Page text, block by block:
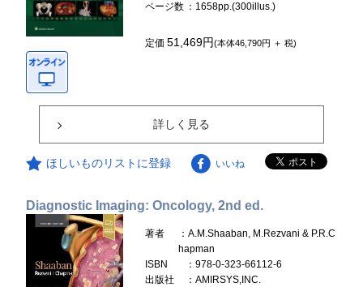
ページ数 ：1658pp.(300illus.)
定価51,469円(本体46,790円 ＋ 税)
詳しく見る
ほしいものリストに登録 いいね
Diagnostic Imaging: Oncology, 2nd ed.
著者
：A.M.Shaaban, M.Rezvani & P.R.C
hapman
ISBN
：978-0-323-66112-6
出版社
：AMIRSYS,INC.